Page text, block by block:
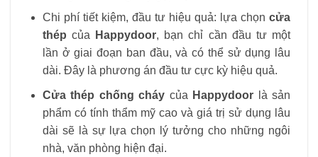
Chi phí tiết kiệm, đầu tư hiệu quả: lựa chọn cửa
thép của Happydoor, bạn chỉ cần đầu tư một
lần ở giai đoạn ban đầu, và có thể sử dụng lâu
dài. Đây là phương án đầu tư cực kỳ hiệu quả.
Cửa thép chống cháy của Happydoor là sản
phẩm có tính thẩm mỹ cao và giá trị sử dụng lâu
dài sẽ là sự lựa chọn lý tưởng cho những ngôi
nhà, văn phòng hiện đại.